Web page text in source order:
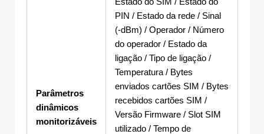
Parâmetros
dinâmicos
monitorizáveis
PIN / Estado da rede / Sinal
(-dBm) / Operador / Número
do operador / Estado da
ligação / Tipo de ligação /
Temperatura / Bytes
enviados cartões SIM / Bytes
recebidos cartões SIM /
Versão Firmware / Slot SIM
utilizado / Tempo de